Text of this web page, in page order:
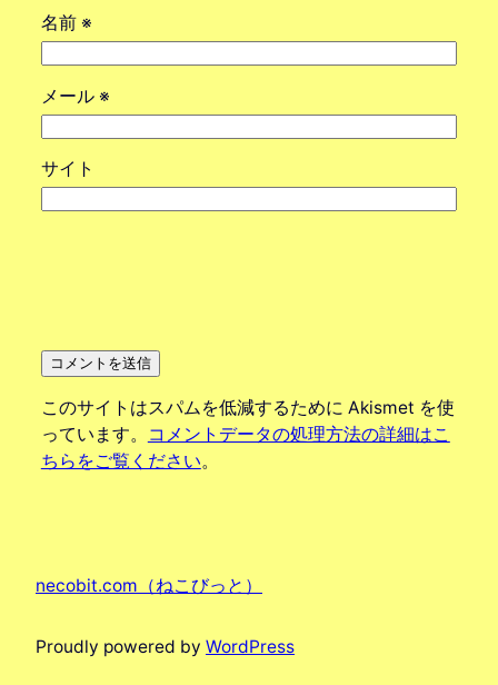
名前 ※
メール ※
サイト
このサイトはスパムを低減するために Akismet を使
っています。
コメントデータの処理方法の詳細はこ
ちらをご覧ください。
necobit.com（ねこびっと）
Proudly powered by WordPress